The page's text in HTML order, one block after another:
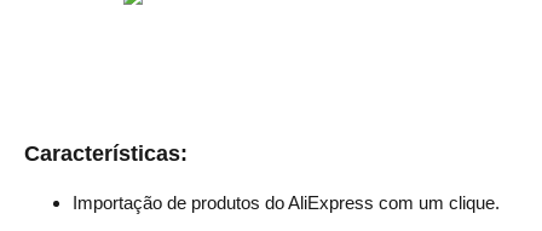
Características:
Importação de produtos do AliExpress com um clique.